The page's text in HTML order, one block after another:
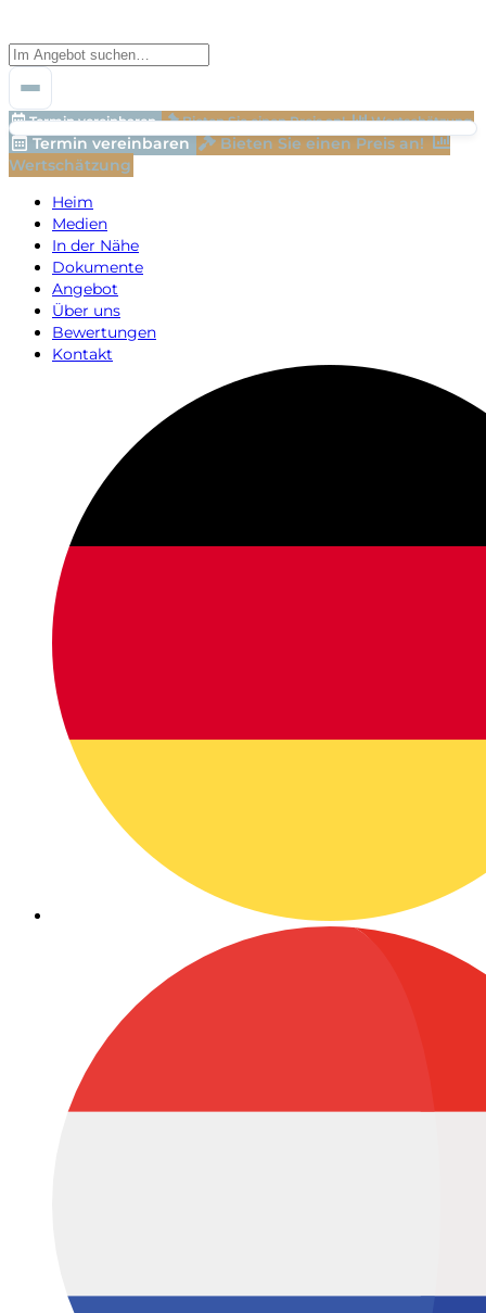
Termin vereinbaren Bieten Sie einen Preis an! Wertschätzung
Termin vereinbaren
Bieten Sie einen Preis an!
Wertschätzung
Heim
Medien
In der Nähe
Dokumente
Angebot
Über uns
Bewertungen
Kontakt